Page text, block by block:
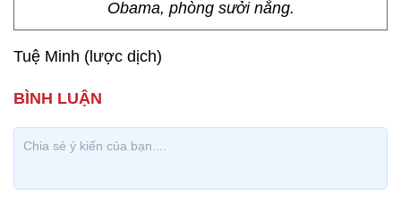
Obama, phòng sưởi nắng.
Tuệ Minh (lược dịch)